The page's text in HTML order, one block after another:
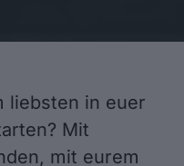
liebsten in euer
Mit
mit eurem